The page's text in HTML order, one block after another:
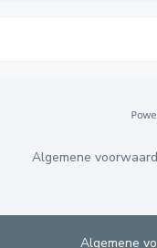
Algemene
Algemene